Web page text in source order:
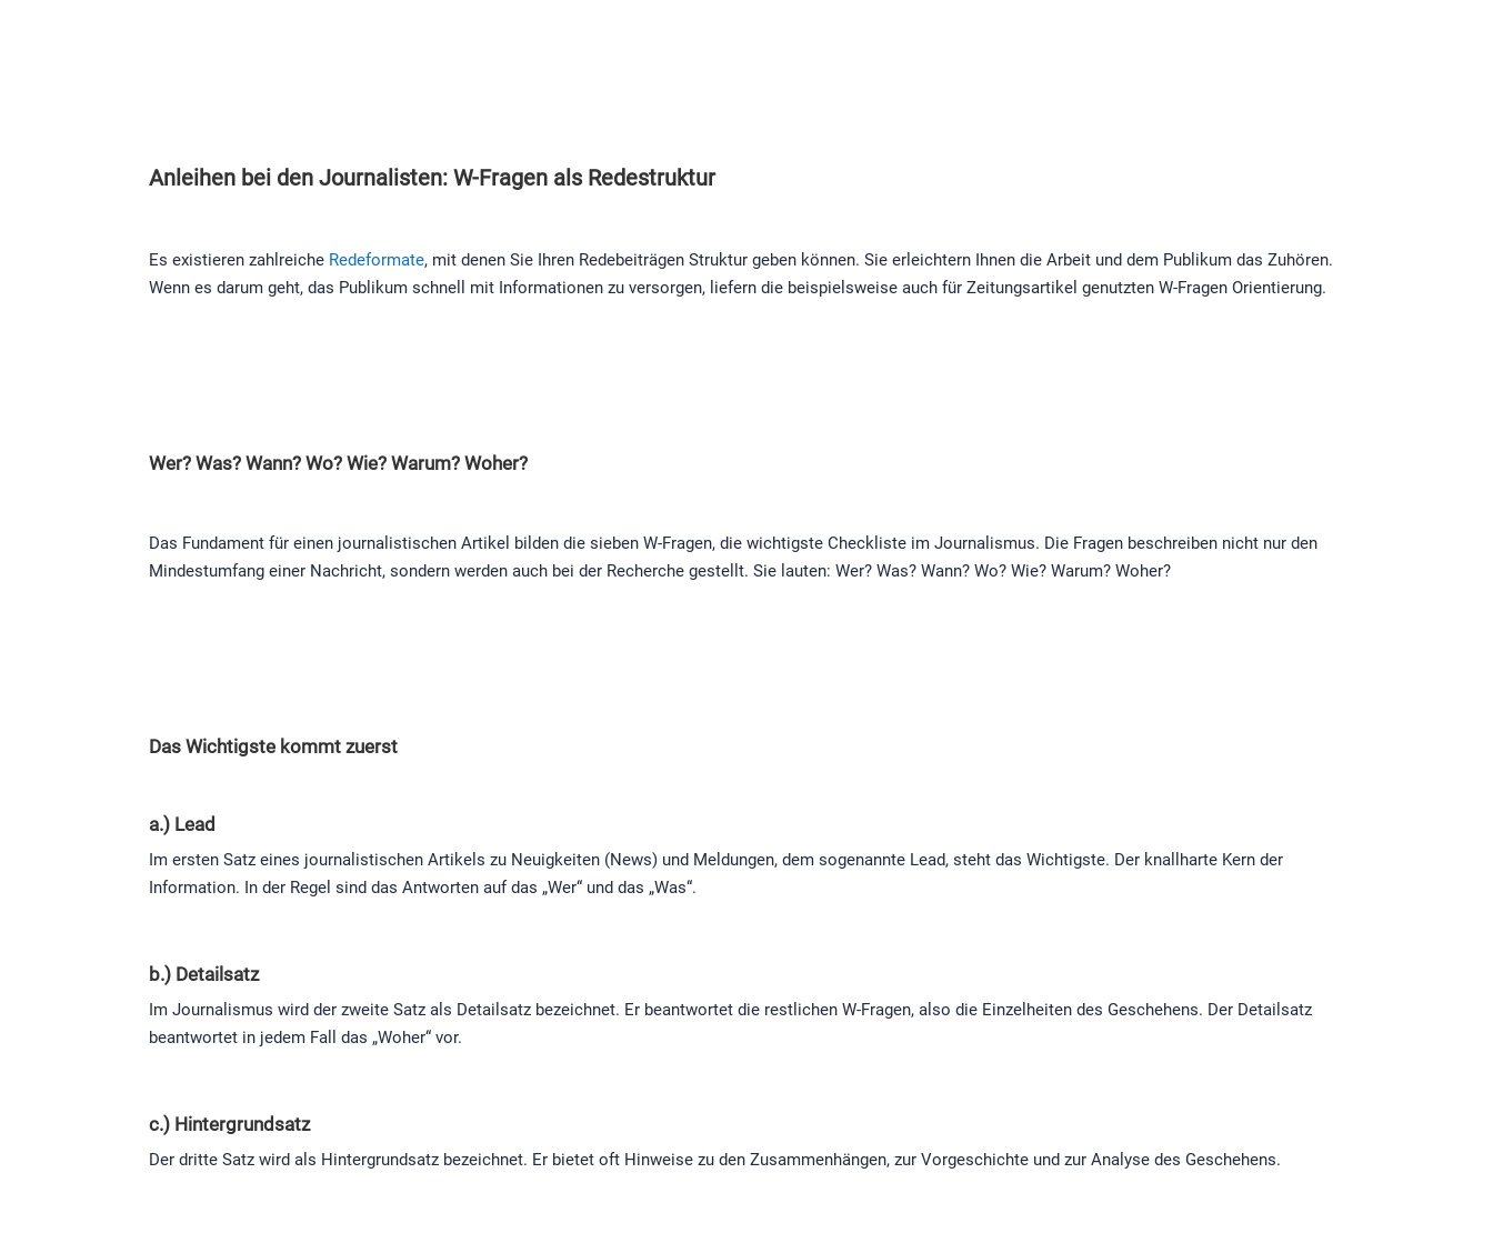
Anleihen bei den Journalisten: W-Fragen als Redestruktur
Es existieren zahlreiche Redeformate, mit denen Sie Ihren Redebeiträgen Struktur geben können. Sie erleichtern Ihnen die Arbeit und dem Publikum das Zuhören.
Wenn es darum geht, das Publikum schnell mit Informationen zu versorgen, liefern die beispielsweise auch für Zeitungsartikel genutzten W-Fragen Orientierung.
Wer? Was? Wann? Wo? Wie? Warum? Woher?
Das Fundament für einen journalistischen Artikel bilden die sieben W-Fragen, die wichtigste Checkliste im Journalismus. Die Fragen beschreiben nicht nur den
Mindestumfang einer Nachricht, sondern werden auch bei der Recherche gestellt. Sie lauten: Wer? Was? Wann? Wo? Wie? Warum? Woher?
Das Wichtigste kommt zuerst
a.) Lead
Im ersten Satz eines journalistischen Artikels zu Neuigkeiten (News) und Meldungen, dem sogenannte Lead, steht das Wichtigste. Der knallharte Kern der
Information. In der Regel sind das Antworten auf das „Wer“ und das „Was“.
b.) Detailsatz
Im Journalismus wird der zweite Satz als Detailsatz bezeichnet. Er beantwortet die restlichen W-Fragen, also die Einzelheiten des Geschehens. Der Detailsatz
beantwortet in jedem Fall das „Woher“ vor.
c.) Hintergrundsatz
Der dritte Satz wird als Hintergrundsatz bezeichnet. Er bietet oft Hinweise zu den Zusammenhängen, zur Vorgeschichte und zur Analyse des Geschehens.